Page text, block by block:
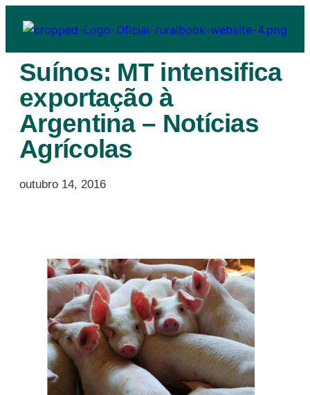
Suínos: MT intensifica
exportação à
Argentina – Notícias
Agrícolas
outubro 14, 2016